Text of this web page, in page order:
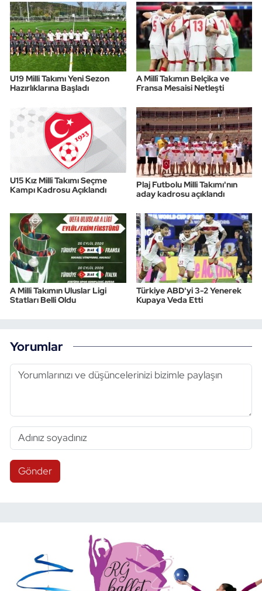
U19 Milli Takımı Yeni Sezon
Hazırlıklarına Başladı
A Millî Takımın Belçika ve
Fransa Mesaisi Netleşti
U15 Kız Milli Takımı Seçme
Kampı Kadrosu Açıklandı
Plaj Futbolu Milli Takımı'nın
aday kadrosu açıklandı
A Milli Takımın Uluslar Ligi
Statları Belli Oldu
Türkiye ABD'yi 3-2 Yenerek
Kupaya Veda Etti
Yorumlar
Gönder